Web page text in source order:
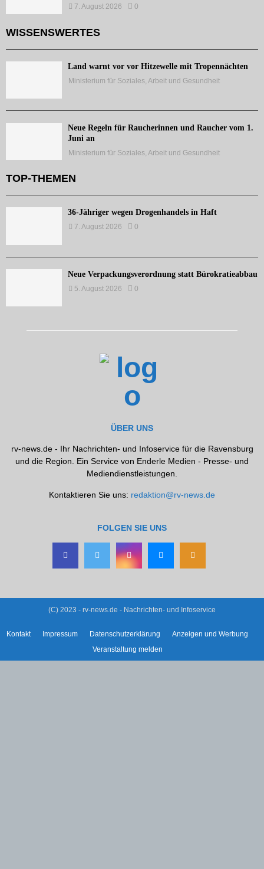
7. August 2026 0
WISSENSWERTES
Land warnt vor vor Hitzewelle mit Tropennächten
Ministerium für Soziales, Arbeit und Gesundheit
Neue Regeln für Raucherinnen und Raucher vom 1.
Juni an
Ministerium für Soziales, Arbeit und Gesundheit
TOP-THEMEN
36-Jähriger wegen Drogenhandels in Haft
7. August 2026 0
Neue Verpackungsverordnung statt Bürokratieabbau
5. August 2026 0
ÜBER UNS
rv-news.de - Ihr Nachrichten- und Infoservice für die Ravensburg
und die Region. Ein Service von Enderle Medien - Presse- und
Mediendienstleistungen.
Kontaktieren Sie uns: redaktion@rv-news.de
FOLGEN SIE UNS
(C) 2023 - rv-news.de - Nachrichten- und Infoservice
Kontakt Impressum Datenschutzerklärung
Anzeigen und Werbung
Veranstaltung melden